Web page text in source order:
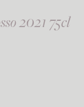
2021 75cl